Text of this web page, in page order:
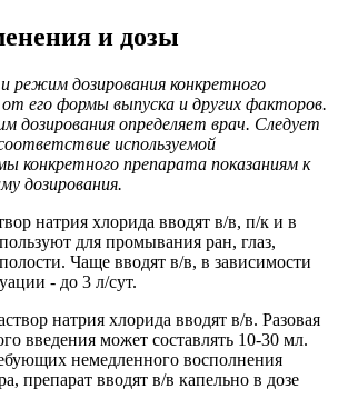
и дозы
режим дозирования конкретного
его формы выпуска и других факторов.
определяет врач. Следует
используемой
конкретного препарата показаниям к
дозирования.
натрия хлорида вводят в/в, п/к и в
для промывания ран, глаз,
Чаще вводят в/в, в зависимости
- до 3 л/сут.
натрия хлорида вводят в/в. Разовая
введения может составлять 10-30 мл.
немедленного восполнения
препарат вводят в/в капельно в дозе